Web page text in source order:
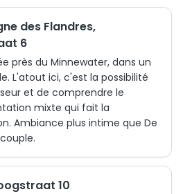
des Flandres,
6
près du Minnewater, dans un
L'atout ici, c'est la possibilité
et de comprendre le
mixte qui fait la
Ambiance plus intime que De
10